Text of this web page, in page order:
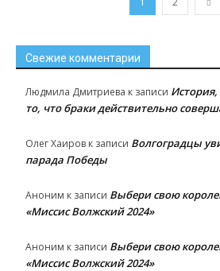
Свежие комментарии
Людмила Дмитриева к записи
то, что браки действительно
Олег Хаиров к записи Волгоградцы
парада Победы
Аноним к записи Выбери свою
«Миссис Волжский 2024»
Аноним к записи Выбери свою
«Миссис Волжский 2024»